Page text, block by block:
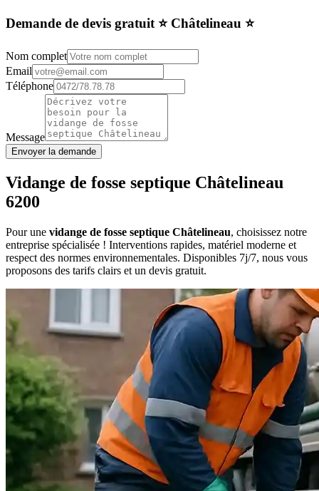
Demande de devis gratuit ⭐️ Châtelineau ⭐️
Nom complet
Email
Téléphone
Message
Envoyer la demande
Vidange de fosse septique Châtelineau
6200
Pour une vidange de fosse septique Châtelineau, choisissez notre
entreprise spécialisée ! Interventions rapides, matériel moderne et
respect des normes environnementales. Disponibles 7j/7, nous vous
proposons des tarifs clairs et un devis gratuit.